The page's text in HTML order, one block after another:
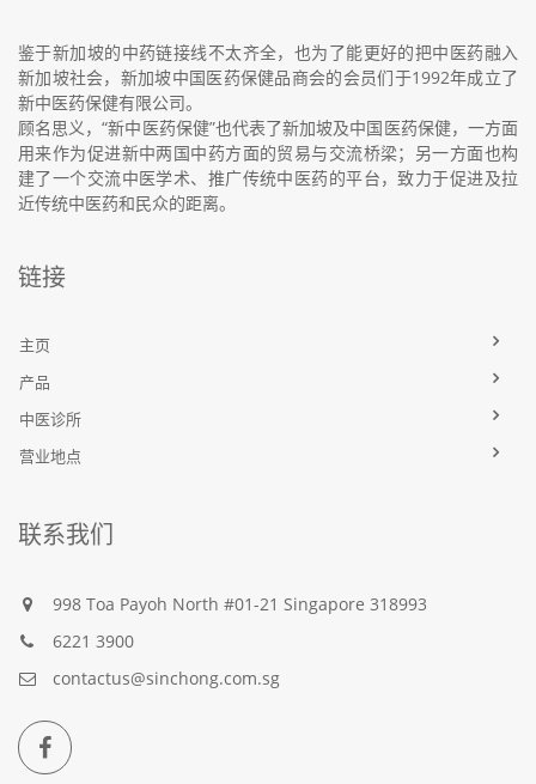
鉴于新加坡的中药链接线不太齐全，也为了能更好的把中医药融入
新加坡社会，新加坡中国医药保健品商会的会员们于1992年成立了
新中医药保健有限公司。
顾名思义，“新中医药保健”也代表了新加坡及中国医药保健，一方面
用来作为促进新中两国中药方面的贸易与交流桥梁；另一方面也构
建了一个交流中医学术、推广传统中医药的平台，致力于促进及拉
近传统中医药和民众的距离。
链接
主页
产品
中医诊所
营业地点
联系我们
998 Toa Payoh North #01-21 Singapore 318993
6221 3900
contactus@sinchong.com.sg